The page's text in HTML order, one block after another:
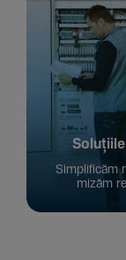
Simpli­ficăm
mizăm